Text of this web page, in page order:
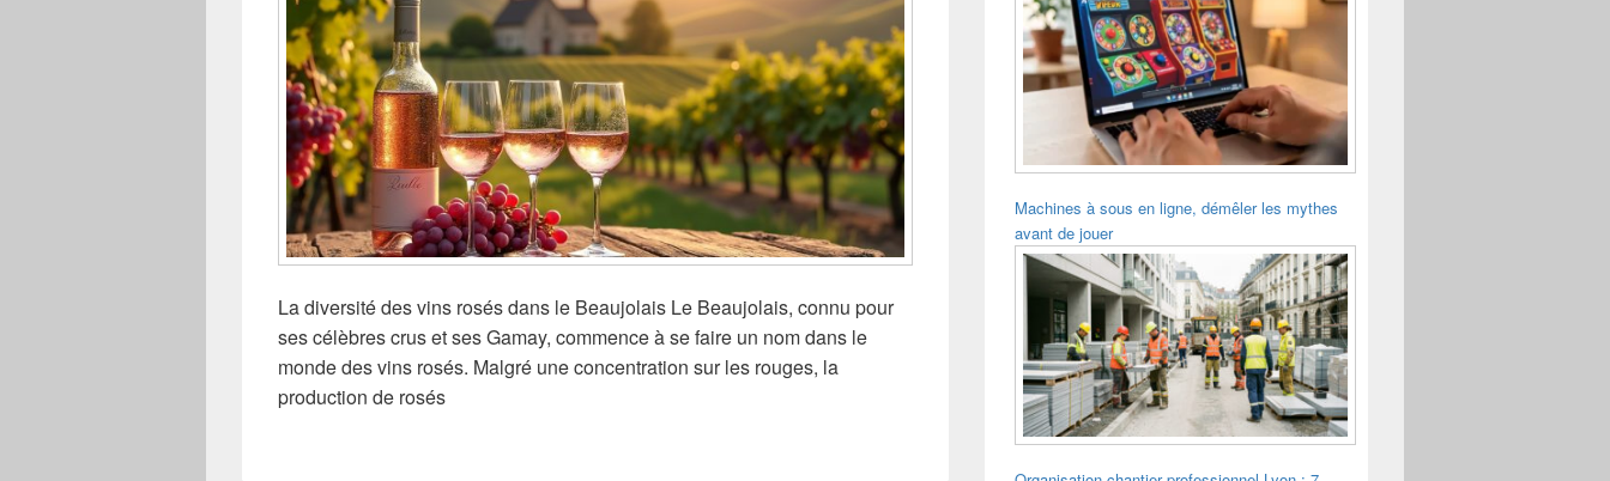
La diversité des vins rosés dans le Beaujolais Le Beaujolais, connu pour
ses célèbres crus et ses Gamay, commence à se faire un nom dans le
monde des vins rosés. Malgré une concentration sur les rouges, la
production de rosés
Machines à sous en ligne, démêler les mythes
avant de jouer